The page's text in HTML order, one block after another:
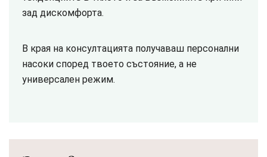
зад дискомфорта.
В края на консултацията получаваш персонални
насоки според твоето състояние, а не
универсален режим.